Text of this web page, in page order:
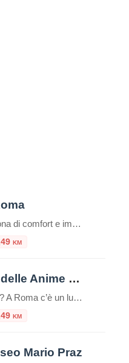
Esci dalla zona di comfort e immergiti in un’esperienza unica che non dimenticherai mai! IKONO è la nuova esperienza immersiva a pochi passi dal Pantheon. Un emozionante e indimenticabile percorso di circa un’ora attraverso una serie di atmosfere coinvolgenti che scateneranno la vostra creatività interiore per creare ricordi unici.Durante la visita, interagirai con più di […]
km
Il Museo delle Anime del Purgatorio
Lo sapevate? A Roma c’è un luogo unico e inquietante: il Museo delle Anime del Purgatorio. Il museo delle anime del Purgatorio è un’esposizione di documenti e testimonianze allestita in un locale adiacente alla sacrestia della piccola chiesa neogotica del Sacro Cuore del Suffragio a Roma. Tali documenti proverebbero l’esistenza del Purgatorio. La chiesa del […]
km
Mario Praz